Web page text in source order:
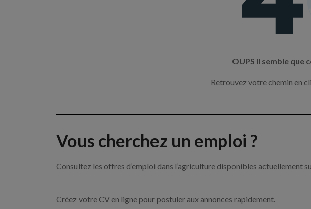
OUPS il semble que
Retrouvez votre chemin en
Vous cherchez un emploi ?
Consultez les offres d’emploi dans l’agriculture disponibles actuellement
Créez votre CV en ligne pour postuler aux annonces rapidement.